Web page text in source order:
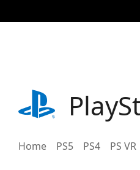
事
playstation.com
Home PS5 PS4 PS VR